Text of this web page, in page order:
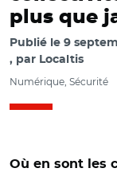
plus que
Publié le 9
par Localtis
Numérique, Sécurité
Où en sont les